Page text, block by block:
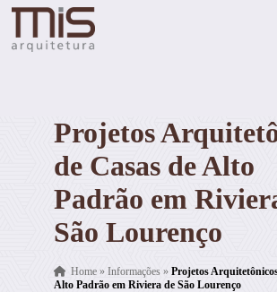
Projetos
de Casas de Alto
Padrão em
São Lourenço
Home» Informações » Projetos
Alto Padrão em Riviera de São Lourenço